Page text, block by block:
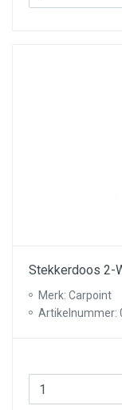
Stekkerdoos 2-
Merk: Carpoint
Artikelnummer: